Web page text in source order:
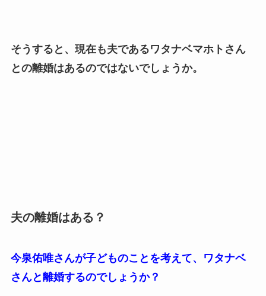
そうすると、現在も夫であるワタナベマホトさん
との離婚はあるのではないでしょうか。
夫の離婚はある？
今泉佑唯さんが子どものことを考えて、ワタナベ
さんと離婚するのでしょうか？